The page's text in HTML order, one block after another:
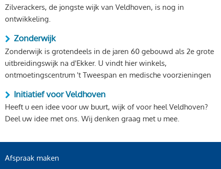
Zilverackers, de jongste wijk van Veldhoven, is nog in
ontwikkeling.
Zonderwijk
Zonderwijk is grotendeels in de jaren 60 gebouwd als 2e grote
uitbreidingswijk na d'Ekker. U vindt hier winkels,
ontmoetingscentrum 't Tweespan en medische voorzieningen
Initiatief voor Veldhoven
Heeft u een idee voor uw buurt, wijk of voor heel Veldhoven?
Deel uw idee met ons. Wij denken graag met u mee.
Afspraak maken